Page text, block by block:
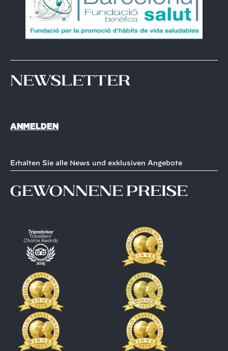
Newsletter
ANMELDEN
Erhalten Sie alle News und exklusiven Angebote
gewonnene Preise